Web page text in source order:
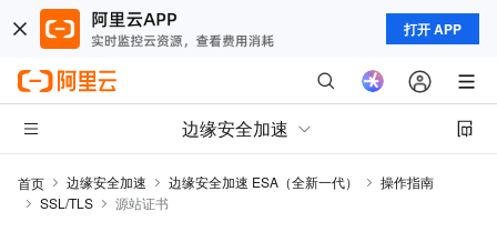
打开 APP
边缘安全加速
首页 边缘安全加速 边缘安全加速 ESA（全新一代）
操作指南
SSL/TLS
源站证书